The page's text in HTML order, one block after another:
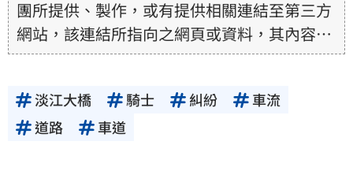
團所提供、製作，或有提供相關連結至第三方
網站，該連結所指向之網頁或資料，其內容均
為所連結網站提供，相關權利均為該網站、內
其真實性、正確性、即時性、完整性或合法
性。三立新聞網所提供的資訊內容，若其著作
淡江大橋 騎士 糾紛
車流
道路
車道